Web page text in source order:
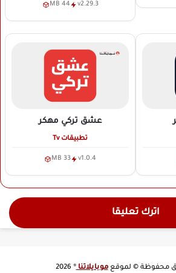
v2.29.3
44 MB
عشق تركي مهكر
تطبيقات Tv
v1.0.4
33 MB
اترك تعليقا
محفوظة © لموقعموبايلاتنا® 2026